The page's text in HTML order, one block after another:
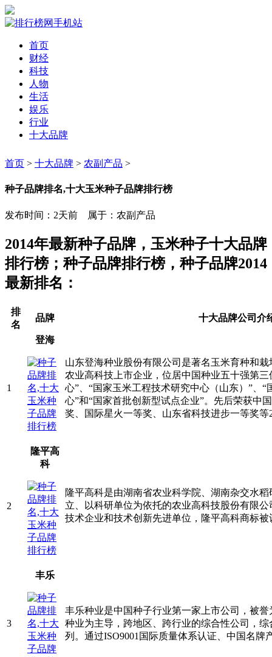
首页
财经
科技
人物
生活
娱乐
行业
十大品牌
首页 > 十大品牌 > 农副产品 >
种子品牌排名,十大玉米种子品牌排行榜
发布时间：2天前 属于：农副产品
2014年最新种子品牌，玉米种子十大品牌
排行榜；种子品牌排行榜，种子品牌2014
最新排名：
排
名
品牌 十大品牌公司介
1
登海
山东登海种业股份有限公司是著名玉米育种和
农业高科技上市企业，位居中国种业五十强第
心”、“国家玉米工程技术研究中心（山东）”、
心”和“国家首批创新型试点企业”。先后荣获中
奖、国际星火一等奖、山东省科技进步一等奖
2
隆平高
科
隆平高科是由湖南省农业科学院、湖南杂交水
立、以科研单位为依托的农业高科技股份有限
技术企业和技术创新先进单位，隆平高科商标
3
丰乐
丰乐种业是中国种子行业第一家上市公司，被
种业为主导，跨地区、跨行业的综合性公司，
列。通过ISO9001国际质量体系认证、中国名牌